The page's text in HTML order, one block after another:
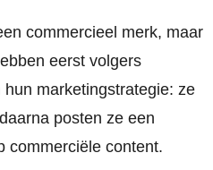
commercieel merk, maar
eerst volgers
marketingstrategie: ze
posten ze een
commerciële content.